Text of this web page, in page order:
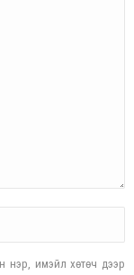
нэр, имэйл хөтөч дээр